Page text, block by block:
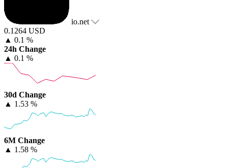
io.net
0.1264 USD
▲ 0.1 %
24h Change
▲ 0.1 %
30d Change
▲ 1.53 %
6M Change
▲ 1.58 %